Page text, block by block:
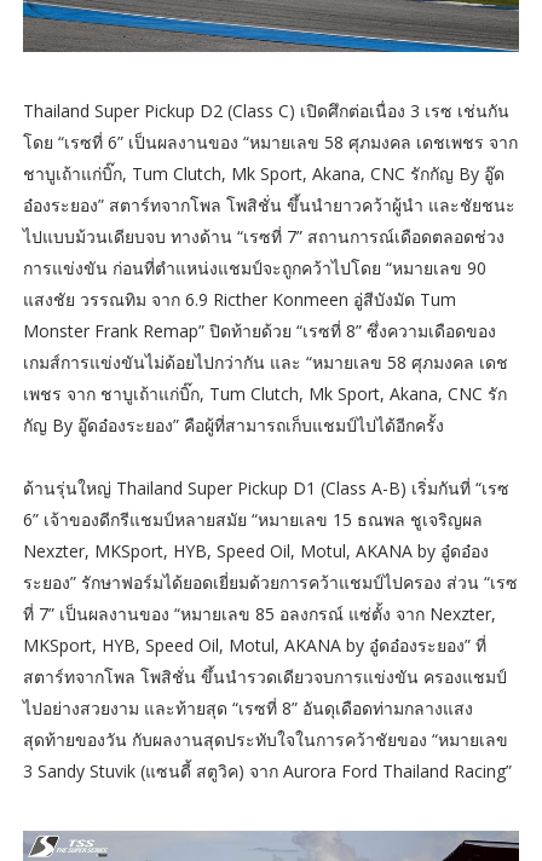
Thailand Super Pickup D2 (Class C) เปิดศึกต่อเนื่อง 3 เรซ เช่นกัน
โดย “เรซที่ 6” เป็นผลงานของ “หมายเลข 58 ศุภมงคล เดชเพชร จาก
ชาบูเถ้าแก่บิ๊ก, Tum Clutch, Mk Sport, Akana, CNC รักกัญ By อู๊ด
อ๋องระยอง” สตาร์ทจากโพล โพสิชั่น ขึ้นนำยาวคว้าผู้นำ และชัยชนะ
ไปแบบม้วนเดียบจบ ทางด้าน “เรซที่ 7” สถานการณ์เดือดตลอดช่วง
การแข่งขัน ก่อนที่ตำแหน่งแชมป์จะถูกคว้าไปโดย “หมายเลข 90
แสงชัย วรรณทิม จาก 6.9 Ricther Konmeen อู่สีบังมัด Tum
Monster Frank Remap” ปิดท้ายด้วย “เรซที่ 8” ซึ่งความเดือดของ
เกมส์การแข่งขันไม่ด้อยไปกว่ากัน และ “หมายเลข 58 ศุภมงคล เดช
เพชร จาก ชาบูเถ้าแก่บิ๊ก, Tum Clutch, Mk Sport, Akana, CNC รัก
กัญ By อู๊ดอ๋องระยอง” คือผู้ที่สามารถเก็บแชมป์ไปได้อีกครั้ง
ด้านรุ่นใหญ่ Thailand Super Pickup D1 (Class A-B) เริ่มกันที่ “เรซ
6” เจ้าของดีกรีแชมป์หลายสมัย “หมายเลข 15 ธณพล ชูเจริญผล
Nexzter, MKSport, HYB, Speed Oil, Motul, AKANA by อู๋ดอ๋อง
ระยอง” รักษาฟอร์มได้ยอดเยี่ยมด้วยการคว้าแชมป์ไปครอง ส่วน “เรซ
ที่ 7” เป็นผลงานของ “หมายเลข 85 อลงกรณ์ แซ่ตั้ง จาก Nexzter,
MKSport, HYB, Speed Oil, Motul, AKANA by อู๋ดอ๋องระยอง” ที่
สตาร์ทจากโพล โพสิชั่น ขึ้นนำรวดเดียวจบการแข่งขัน ครองแชมป์
ไปอย่างสวยงาม และท้ายสุด “เรซที่ 8” อันดุเดือดท่ามกลางแสง
สุดท้ายของวัน กับผลงานสุดประทับใจในการคว้าชัยของ “หมายเลข
3 Sandy Stuvik (แซนดี้ สตูวิค) จาก Aurora Ford Thailand Racing”